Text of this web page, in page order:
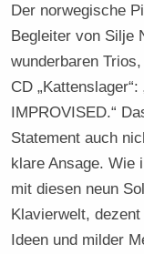
Der norwegische
Begleiter von Silje
wunderbaren
CD
IMPROVISED.“
Statement auch
klare Ansage. Wie
mit diesen neun
Klavierwelt,
Ideen und milder